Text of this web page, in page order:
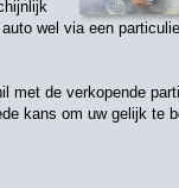
wel via een
met de verkopende
kans om uw gelijk te